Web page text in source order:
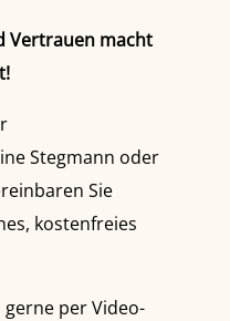
Vertrauen macht
Stegmann oder
Sie
kostenfreies
per Video-